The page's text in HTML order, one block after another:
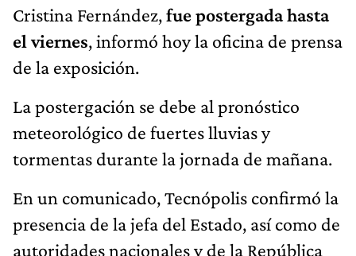
Cristina Fernández,fue postergada hasta
el viernes, informó hoy la oficina de prensa
de la exposición.
La postergación se debe al pronóstico
meteorológico de fuertes lluvias y
tormentas durante la jornada de mañana.
En un comunicado, Tecnópolis confirmó la
presencia de la jefa del Estado, así como de
autoridades nacionales y de la República